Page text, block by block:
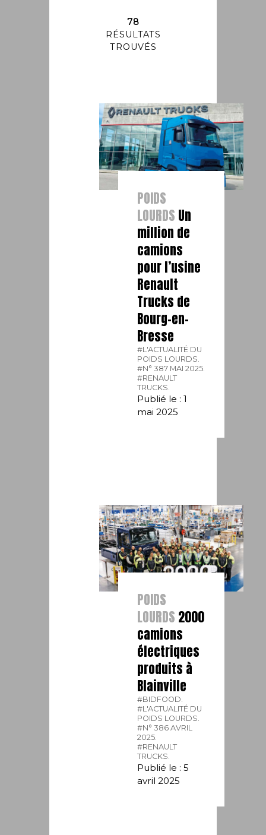
78
RÉSULTATS
TROUVÉS
POIDS
LOURDS Un
million de
camions
pour l’usine
Renault
Trucks de
Bourg-en-
Bresse
#L'ACTUALITÉ DU
POIDS LOURDS.
#N° 387 MAI 2025.
#RENAULT
TRUCKS.
Publié le : 1
mai 2025
POIDS
LOURDS 2000
camions
électriques
produits à
Blainville
#BIDFOOD.
#L'ACTUALITÉ DU
POIDS LOURDS.
#N° 386 AVRIL
2025.
#RENAULT
TRUCKS.
Publié le : 5
avril 2025